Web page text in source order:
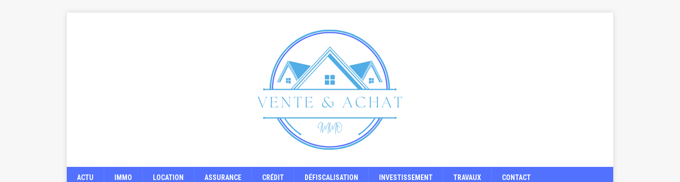
ACTU IMMO LOCATION ASSURANCE CRÉDIT DÉFISCALISATION INVESTISSEMENT TRAVAUX CONTACT